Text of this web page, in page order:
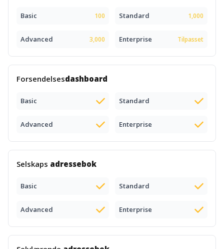
Basic 100 Standard 1,000
Advanced 3,000 Enterprise Tilpasset
Forsendelsesdashboard
Basic Standard
Advanced Enterprise
Selskaps adressebok
Basic Standard
Advanced Enterprise